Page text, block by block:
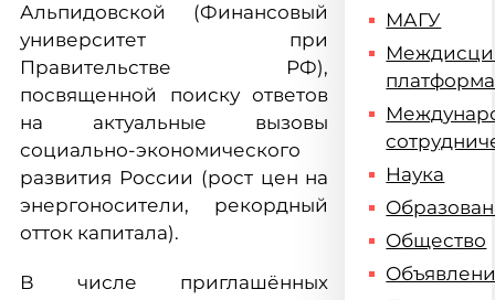
Альпидовской (Финансовый
университет при
Правительстве РФ),
посвященной поиску ответов
на актуальные вызовы
социально-экономического
развития России (рост цен на
энергоносители, рекордный
отток капитала).
В числе приглашённых
МАГУ
платформа
Наука
Общество